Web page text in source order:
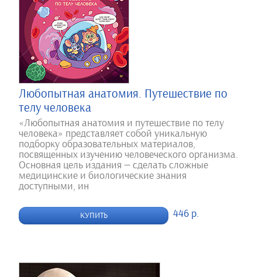
Любопытная анатомия. Путешествие по
телу человека
«Любопытная анатомия и путешествие по телу
человека» представляет собой уникальную
подборку образовательных материалов,
посвященных изучению человеческого организма.
Основная цель издания — сделать сложные
медицинские и биологические знания
доступными, ин
КУПИТЬ 446 р.